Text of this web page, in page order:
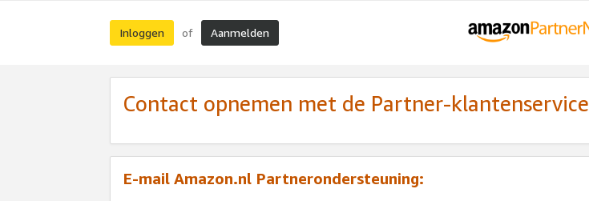
Inloggen of Aanmelden
Contact opnemen met de Partner-klantenservice
E-mail Amazon.nl Partnerondersteuning: